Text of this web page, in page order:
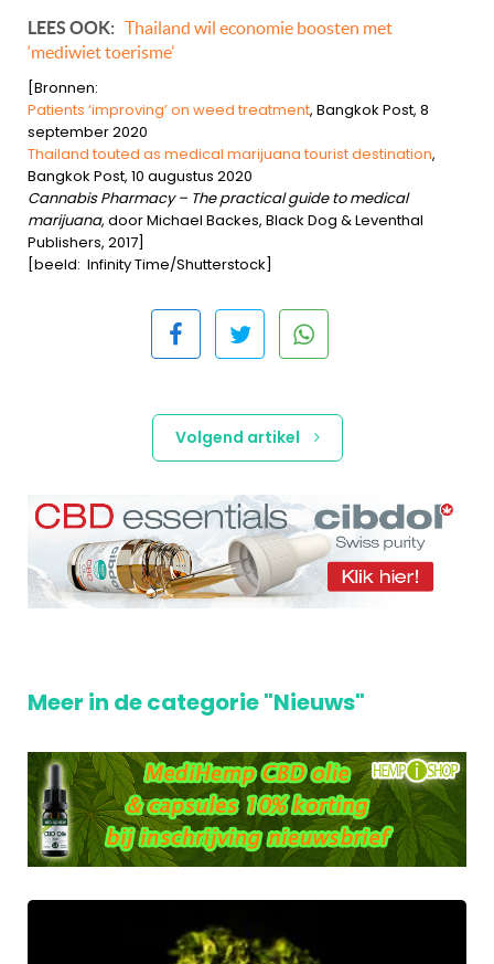
LEES OOK: Thailand wil economie boosten met
‘mediwiet toerisme’
[Bronnen:
Patients ‘improving’ on weed treatment, Bangkok Post, 8
september 2020
Thailand touted as medical marijuana tourist destination,
Bangkok Post, 10 augustus 2020
Cannabis Pharmacy – The practical guide to medical
marijuana, door Michael Backes, Black Dog & Leventhal
Publishers, 2017]
[beeld: Infinity Time/Shutterstock]
Volgend artikel
Meer in de categorie "Nieuws"